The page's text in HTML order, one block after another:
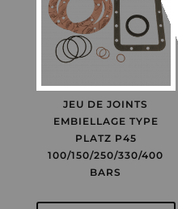
JEU DE JOINTS
EMBIELLAGE TYPE
PLATZ P45
100/150/250/330/400
BARS